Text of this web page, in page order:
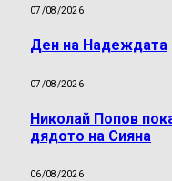
07/08/2026
Ден на Надеждата
07/08/2026
Николай Попов
дядото на Сияна
06/08/2026